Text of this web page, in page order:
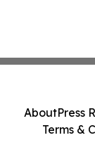
AboutPress
Terms &